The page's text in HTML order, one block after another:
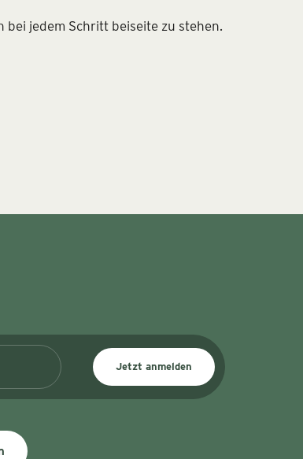
jedem Schritt beiseite zu stehen.
Jetzt anmelden